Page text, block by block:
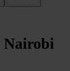
Nairobi